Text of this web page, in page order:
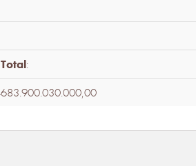
Total: